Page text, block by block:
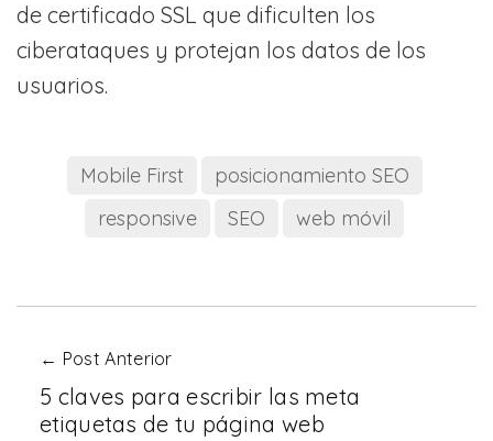
de certificado SSL que dificulten los
ciberataques y protejan los datos de los
usuarios.
Mobile First
posicionamiento SEO
responsive
SEO web móvil
← Post Anterior
5 claves para escribir las meta
etiquetas de tu página web